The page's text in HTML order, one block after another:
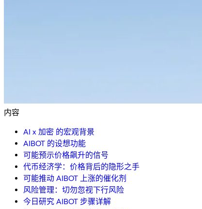
内容
AI x 加密 的宏观背景
AIBOT 的设想功能
可能预示价格飙升的信号
代币经济学：价格背后的隐形之手
可能推动 AIBOT 上涨的催化剂
风险管理：切勿忽视下行风险
今日研究 AIBOT 步骤详解